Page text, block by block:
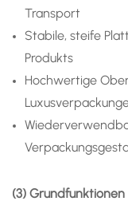
Transport
Stabile, steife
Produkts
Hochwertige
(3) Grundfunktionen